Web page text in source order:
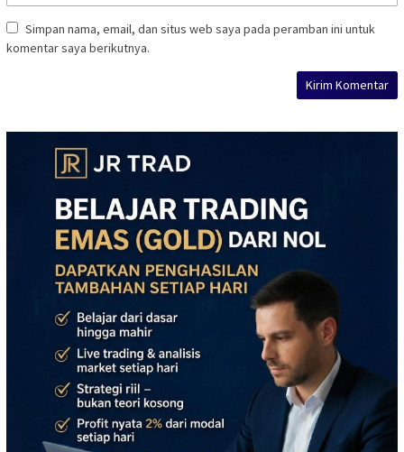
Simpan nama, email, dan situs web saya pada peramban ini untuk
komentar saya berikutnya.